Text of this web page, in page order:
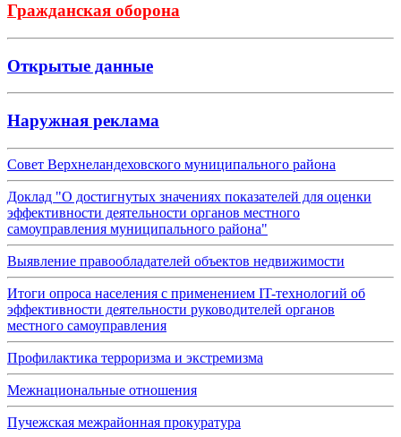
Гражданская оборона
Открытые данные
Наружная реклама
Совет Верхнеландеховского муниципального района
Доклад "О достигнутых значениях показателей для оценки
эффективности деятельности органов местного
самоуправления муниципального района"
Выявление правообладателей объектов недвижимости
Итоги опроса населения с применением IT-технологий об
эффективности деятельности руководителей органов
местного самоуправления
Профилактика терроризма и экстремизма
Межнациональные отношения
Пучежская межрайонная прокуратура